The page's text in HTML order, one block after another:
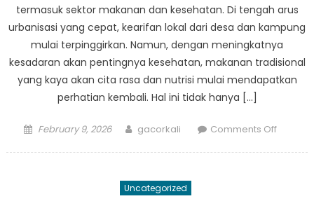
termasuk sektor makanan dan kesehatan. Di tengah arus
urbanisasi yang cepat, kearifan lokal dari desa dan kampung
mulai terpinggirkan. Namun, dengan meningkatnya
kesadaran akan pentingnya kesehatan, makanan tradisional
yang kaya akan cita rasa dan nutrisi mulai mendapatkan
perhatian kembali. Hal ini tidak hanya […]
Posted
February 9, 2026 Author
gacorkali Comments Offon
Uncategorized